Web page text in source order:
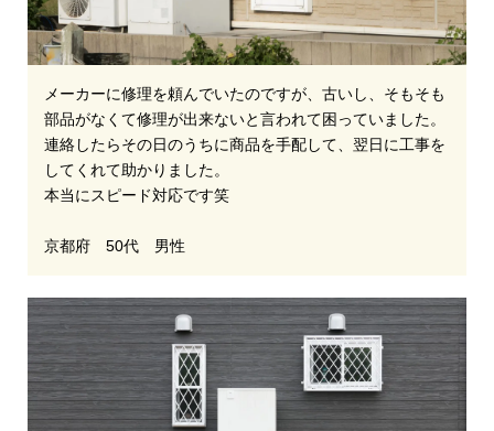
メーカーに修理を頼んでいたのですが、古いし、そもそも
部品がなくて修理が出来ないと言われて困っていました。
連絡したらその日のうちに商品を手配して、翌日に工事を
してくれて助かりました。
本当にスピード対応です笑
京都府 50代 男性